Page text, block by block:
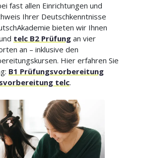
fast allen Einrichtungen und
Ihrer Deutschkenntnisse
bieten wir Ihnen
telc B2 Prüfung an vier
an – inklusive den
Hier erfahren Sie
B1 Prüfungsvorbereitung
telc.